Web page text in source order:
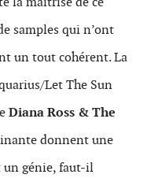
samples qui n’ont
un tout cohérent. La
Let The Sun
Diana Ross & The
donnent une
un génie, faut-il